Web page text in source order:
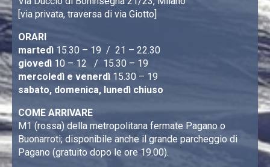
[via privata, traversa di via Giotto]
ORARI
martedì 15.30 – 19 / 21 – 22.30
giovedì 10 – 12 / 15.30 – 19
mercoledì e venerdì 15.30 – 19
sabato, domenica, lunedì chiuso
COME ARRIVARE
M1 (rossa) della metropolitana fermate Pagano o
Buonarroti; disponibile anche il grande parcheggio di
Pagano (gratuito dopo le ore 19.00).